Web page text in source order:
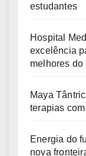
estudantes
Hospital
excelência
melhores do
Maya
terapias
Energia do
nova